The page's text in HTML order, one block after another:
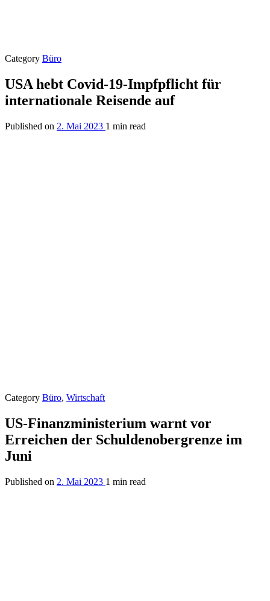
Category Büro
USA hebt Covid-19-Impfpflicht für
internationale Reisende auf
Published on 2. Mai 2023 1 min read
Category Büro, Wirtschaft
US-Finanzministerium warnt vor
Erreichen der Schuldenobergrenze im
Juni
Published on 2. Mai 2023 1 min read